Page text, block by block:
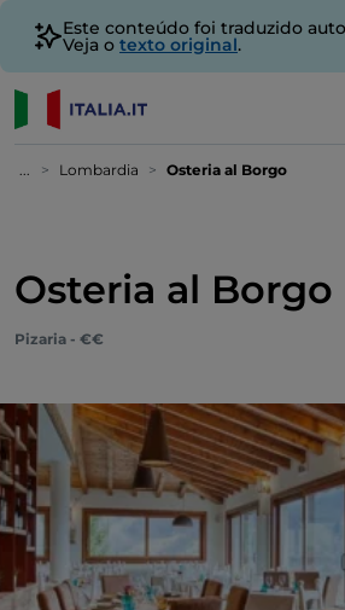
Este conteúdo foi traduzido
Veja o texto original.
... Lombardia Osteria al Borgo
Osteria al Borgo
Pizaria - €€